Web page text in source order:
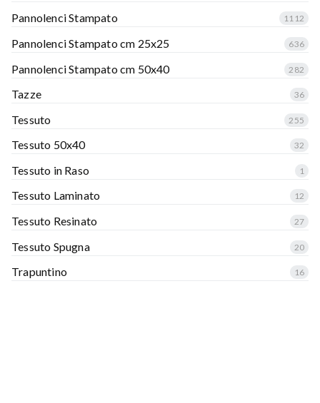
Pannolenci Stampato 1112
Pannolenci Stampato cm 25x25 636
Pannolenci Stampato cm 50x40 282
Tazze 36
Tessuto 255
Tessuto 50x40 32
Tessuto in Raso 1
Tessuto Laminato 12
Tessuto Resinato 27
Tessuto Spugna 20
Trapuntino 16